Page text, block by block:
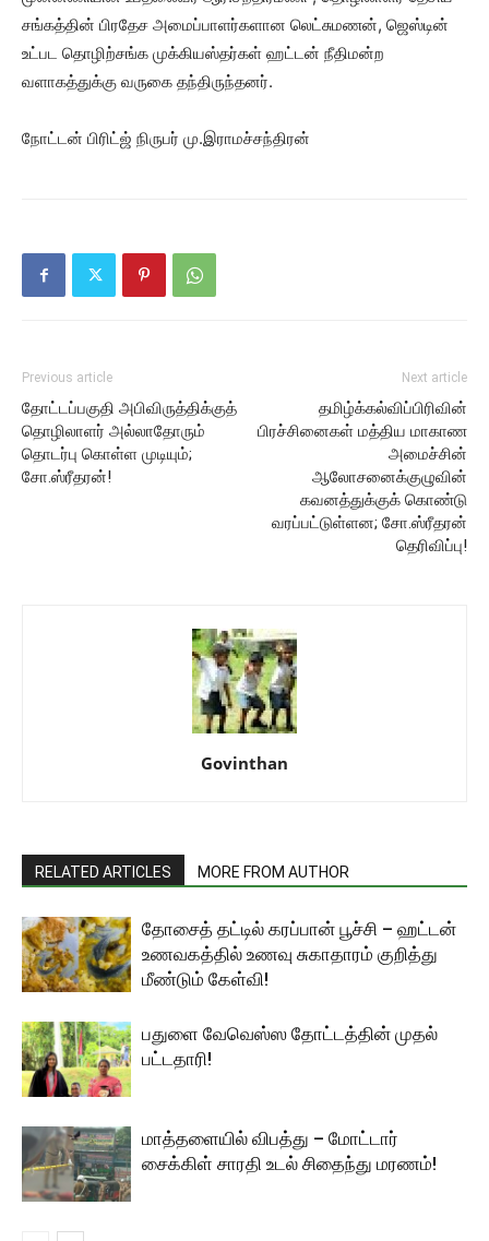
சங்கத்தின் பிரதேச அமைப்பாளர்களான லெட்சுமணன், ஜெஸ்டின்
உட்பட தொழிற்சங்க முக்கியஸ்தர்கள் ஹட்டன் நீதிமன்ற
வளாகத்துக்கு வருகை தந்திருந்தனர்.
நோட்டன் பிரிட்ஜ் நிருபர் மு.இராமச்சந்திரன்
Previous article
தோட்டப்பகுதி அபிவிருத்திக்குத்
தொழிலாளர் அல்லாதோரும்
தொடர்பு கொள்ள முடியும்;
சோ.ஸ்ரீதரன்!
Next article
தமிழ்க்கல்விப்பிரிவின்
பிரச்சினைகள் மத்திய மாகாண
அமைச்சின்
ஆலோசனைக்குழுவின்
கவனத்துக்குக் கொண்டு
வரப்பட்டுள்ளன; சோ.ஸ்ரீதரன்
தெரிவிப்பு!
Govinthan
RELATED ARTICLES MORE FROM AUTHOR
தோசைத் தட்டில் கரப்பான் பூச்சி – ஹட்டன்
உணவகத்தில் உணவு சுகாதாரம் குறித்து
மீண்டும் கேள்வி!
பதுளை வேவெஸ்ஸ தோட்டத்தின் முதல்
பட்டதாரி!
மாத்தளையில் விபத்து – மோட்டார்
சைக்கிள் சாரதி உடல் சிதைந்து மரணம்!